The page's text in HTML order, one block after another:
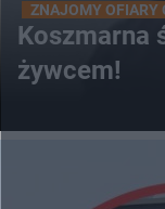
ZNAJOMY OFIARY
Koszmarna
żywcem!